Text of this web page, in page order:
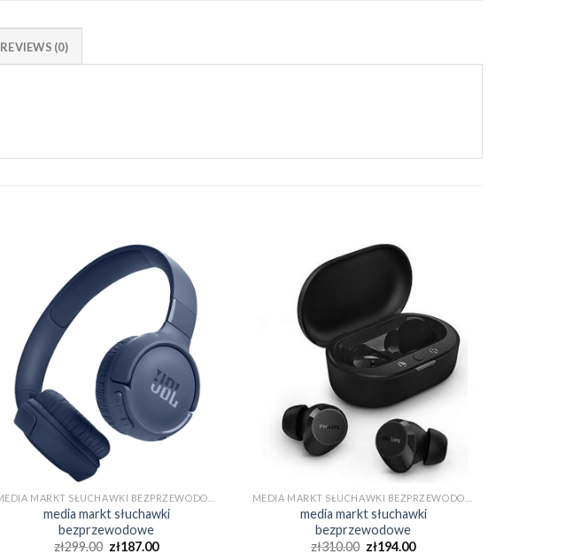
REVIEWS (0)
media markt słuchawki
bezprzewodowe
zł299.00 zł187.00
media markt słuchawki
bezprzewodowe
zł310.00 zł194.00